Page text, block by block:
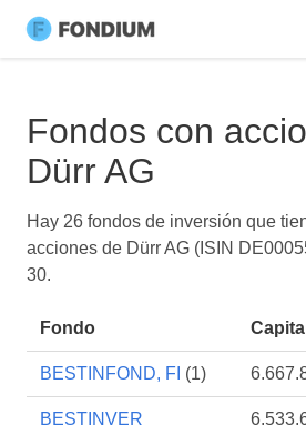
Fondos con
Dürr AG
Hay 26 fondos de inversión que
acciones de Dürr AG (ISIN
30.
Fondo Capital
BESTINFOND, FI (1)
BESTINVER